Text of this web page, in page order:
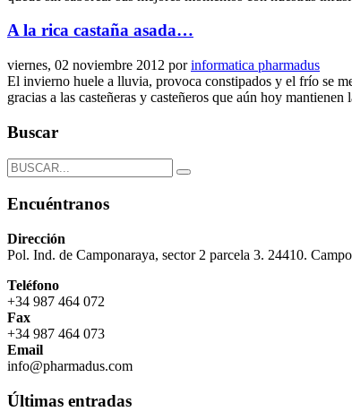
A la rica castaña asada…
viernes, 02 noviembre 2012 porinformatica pharmadus
El invierno huele a lluvia, provoca constipados y el frío se
gracias a las casteñeras y casteñeros que aún hoy
Buscar
Encuéntranos
Dirección
Pol. Ind. de Camponaraya, sector 2 parcela 3. 24410.
Teléfono
+34 987 464 072
Fax
+34 987 464 073
Email
info@pharmadus.com
Últimas entradas